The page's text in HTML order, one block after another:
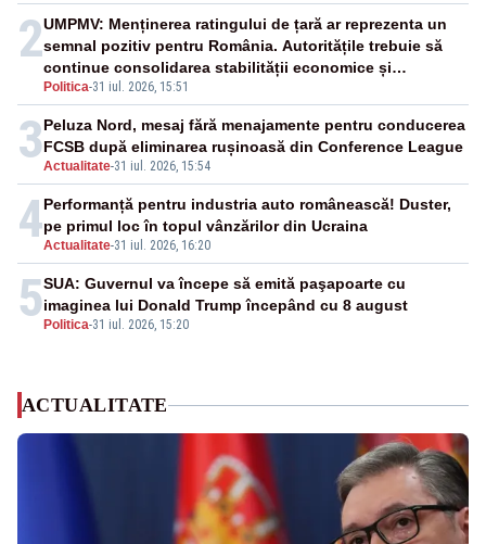
2
Politica-31 iul. 2026, 15:51
UMPMV: Menținerea ratingului de țară ar reprezenta un
semnal pozitiv pentru România. Autoritățile trebuie să
continue consolidarea stabilității economice și
financiare
3Actualitate-31 iul. 2026, 15:54
Peluza Nord, mesaj fără menajamente pentru conducerea
FCSB după eliminarea rușinoasă din Conference League
4Actualitate-31 iul. 2026, 16:20
Performanță pentru industria auto românească! Duster,
pe primul loc în topul vânzărilor din Ucraina
5 Politica-31 iul. 2026, 15:20
SUA: Guvernul va începe să emită paşapoarte cu
imaginea lui Donald Trump începând cu 8 august
ACTUALITATE